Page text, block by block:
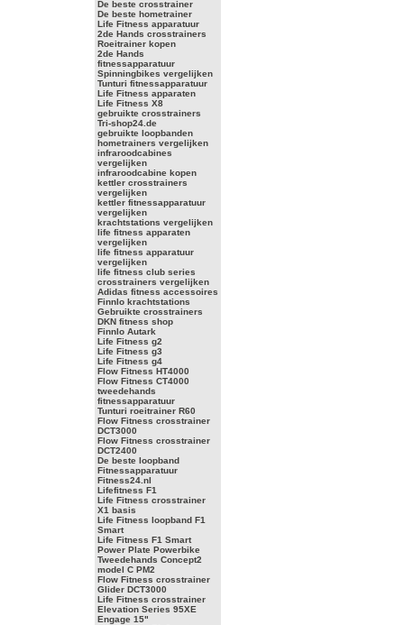
De beste crosstrainer
De beste hometrainer
Life Fitness apparatuur
2de Hands crosstrainers
Roeitrainer kopen
2de Hands
fitnessapparatuur
Spinningbikes vergelijken
Tunturi fitnessapparatuur
Life Fitness apparaten
Life Fitness X8
gebruikte crosstrainers
Tri-shop24.de
gebruikte loopbanden
hometrainers vergelijken
infraroodcabines
vergelijken
infraroodcabine kopen
kettler crosstrainers
vergelijken
kettler fitnessapparatuur
vergelijken
krachtstations vergelijken
life fitness apparaten
vergelijken
life fitness apparatuur
vergelijken
life fitness club series
crosstrainers vergelijken
Adidas fitness accessoires
Finnlo krachtstations
Gebruikte crosstrainers
DKN fitness shop
Finnlo Autark
Life Fitness g2
Life Fitness g3
Life Fitness g4
Flow Fitness HT4000
Flow Fitness CT4000
tweedehands
fitnessapparatuur
Tunturi roeitrainer R60
Flow Fitness crosstrainer
DCT3000
Flow Fitness crosstrainer
DCT2400
De beste loopband
Fitnessapparatuur
Fitness24.nl
Lifefitness F1
Life Fitness crosstrainer
X1 basis
Life Fitness loopband F1
Smart
Life Fitness F1 Smart
Power Plate Powerbike
Tweedehands Concept2
model C PM2
Flow Fitness crosstrainer
Glider DCT3000
Life Fitness crosstrainer
Elevation Series 95XE
Engage 15"